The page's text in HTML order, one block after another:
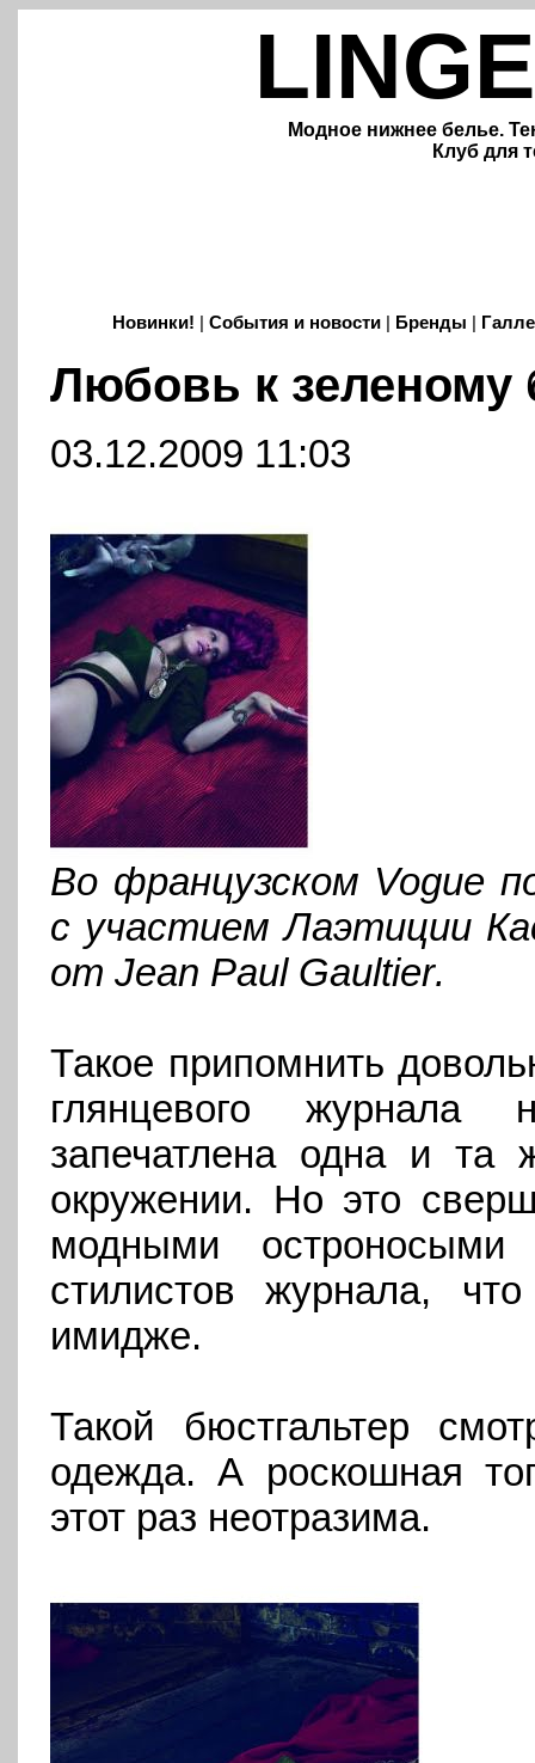
Модное нижнее белье.
Клуб для
Новинки! События и новости| Бренды
Любовь к зеленому
03.12.2009 11:03
Во французском Vogue
с участием Лаэтиции
от Jean Paul Gaultier.
Такое припомнить
глянцевого
запечатлена одна и
окружении. Но это
модными остроносыми
стилистов журнала,
имидже.
Такой бюстгальтер
одежда. А роскошная
этот раз неотразима.